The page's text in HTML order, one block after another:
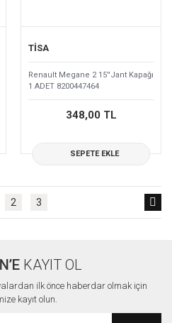
TİSA
Renault Megane 2 15''Jant Kapağı
1 ADET 8200447464
348,00 TL
SEPETE EKLE
2 3
KAYIT OL
ilk önce haberdar olmak için
kayıt olun.